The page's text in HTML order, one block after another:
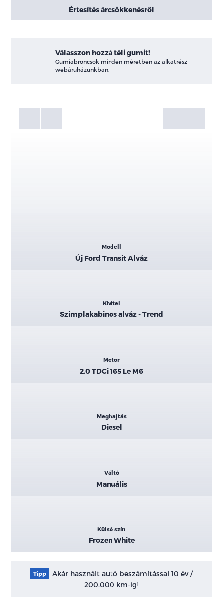
Értesítés árcsökkenésről
Válasszon hozzá téli gumit!
Gumiabroncsok minden méretben az alkatrész
webáruházunkban.
Galéria
Modell
Új Ford Transit Alváz
Kivitel
Szimplakabinos alváz - Trend
Motor
2.0 TDCi 165 Le M6
Meghajtás
Diesel
Váltó
Manuális
Külső szín
Frozen White
Tipp
Akár használt autó beszámítással 10 év /
200.000 km-ig1